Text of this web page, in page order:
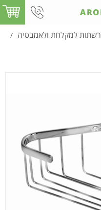
רשתות למקלחת ולאמבטיה /